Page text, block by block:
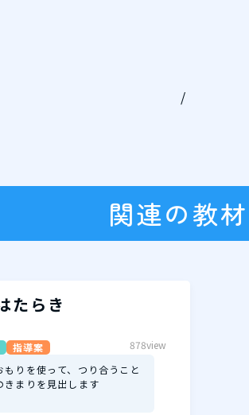
/
関連の教材
たらき
指導案
878view
もりを使って、つり合うこと
きまりを見出します